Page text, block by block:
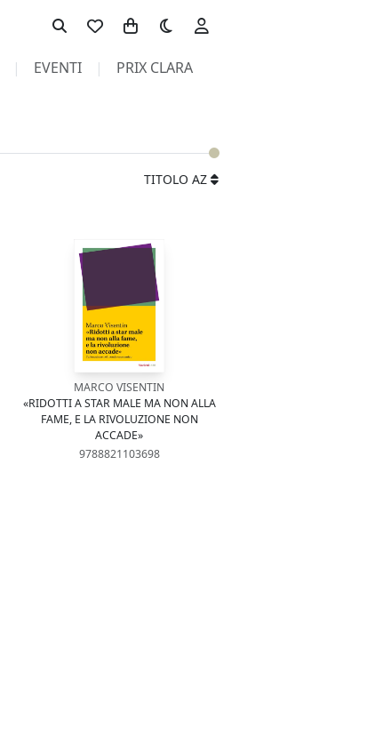
Toggle theme
EVENTI PRIX CLARA
TITOLO AZ
MARCO VISENTIN
«RIDOTTI A STAR MALE MA NON ALLA
FAME, E LA RIVOLUZIONE NON
ACCADE»
9788821103698